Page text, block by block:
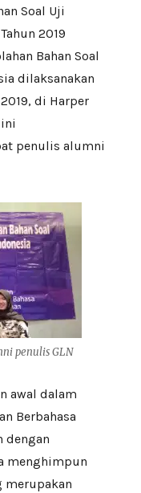
Soal Uji
2019
Bahan Soal
dilaksanakan
di Harper
penulis alumni
penulis GLN
awal dalam
Berbahasa
dengan
menghimpun
merupakan